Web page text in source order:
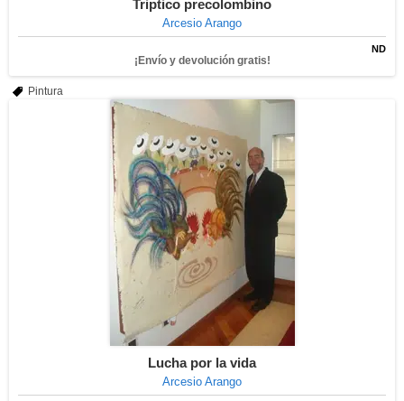
Triptico precolombino
Arcesio Arango
ND
¡Envío y devolución gratis!
Pintura
Lucha por la vida
Arcesio Arango